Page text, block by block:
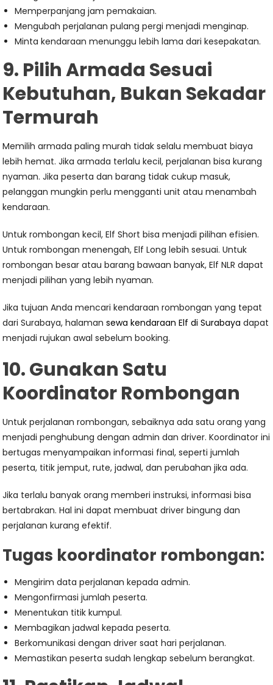
Memperpanjang jam pemakaian.
Mengubah perjalanan pulang pergi menjadi menginap.
Minta kendaraan menunggu lebih lama dari kesepakatan.
9. Pilih Armada Sesuai
Kebutuhan, Bukan Sekadar
Termurah
Memilih armada paling murah tidak selalu membuat biaya
lebih hemat. Jika armada terlalu kecil, perjalanan bisa kurang
nyaman. Jika peserta dan barang tidak cukup masuk,
pelanggan mungkin perlu mengganti unit atau menambah
kendaraan.
Untuk rombongan kecil, Elf Short bisa menjadi pilihan efisien.
Untuk rombongan menengah, Elf Long lebih sesuai. Untuk
rombongan besar atau barang bawaan banyak, Elf NLR dapat
menjadi pilihan yang lebih nyaman.
Jika tujuan Anda mencari kendaraan rombongan yang tepat
dari Surabaya, halamansewa kendaraan Elf di Surabaya dapat
menjadi rujukan awal sebelum booking.
10. Gunakan Satu
Koordinator Rombongan
Untuk perjalanan rombongan, sebaiknya ada satu orang yang
menjadi penghubung dengan admin dan driver. Koordinator ini
bertugas menyampaikan informasi final, seperti jumlah
peserta, titik jemput, rute, jadwal, dan perubahan jika ada.
Jika terlalu banyak orang memberi instruksi, informasi bisa
bertabrakan. Hal ini dapat membuat driver bingung dan
perjalanan kurang efektif.
Tugas koordinator rombongan:
Mengirim data perjalanan kepada admin.
Mengonfirmasi jumlah peserta.
Menentukan titik kumpul.
Membagikan jadwal kepada peserta.
Berkomunikasi dengan driver saat hari perjalanan.
Memastikan peserta sudah lengkap sebelum berangkat.